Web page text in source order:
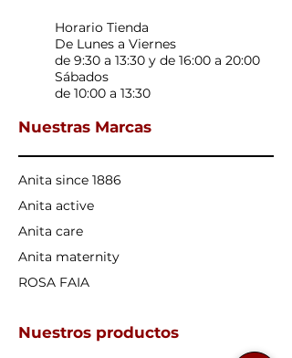
Horario Tienda
De Lunes a Viernes
de 9:30 a 13:30 y de 16:00 a 20:00
Sábados
de 10:00 a 13:30
Nuestras Marcas
Anita since 1886
Anita active
Anita care
Anita maternity
ROSA FAIA
Nuestros productos